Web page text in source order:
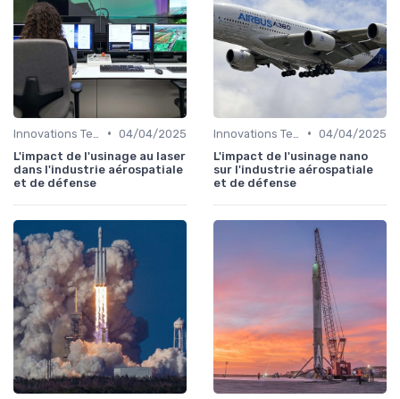
• 04/04/2025
L'impact de l'usinage au laser
dans l'industrie aérospatiale
et de défense
• 04/04/2025
L'impact de l'usinage nano
sur l'industrie aérospatiale
et de défense